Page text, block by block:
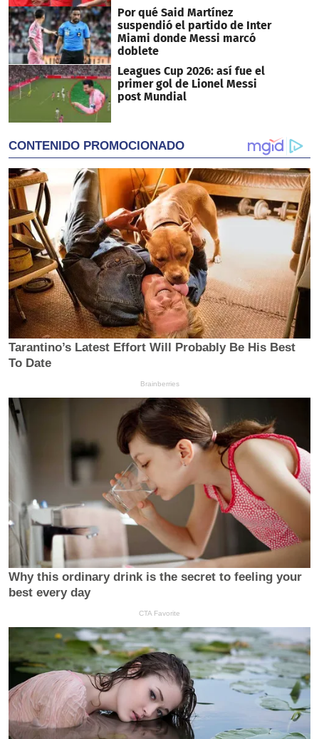
Por qué Said Martínez
suspendió el partido de Inter
Miami donde Messi marcó
doblete
Leagues Cup 2026: así fue el
primer gol de Lionel Messi
post Mundial